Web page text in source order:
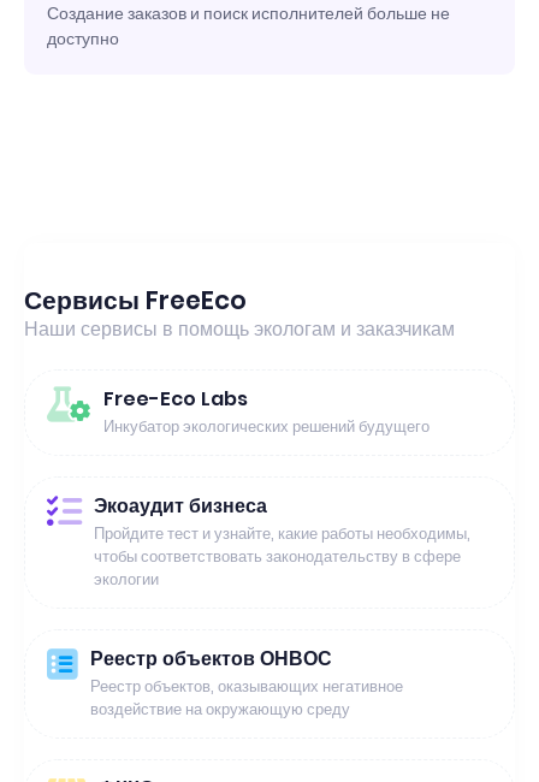
Создание заказов и поиск исполнителей больше не
доступно
Сервисы FreeEco
Наши сервисы в помощь экологам и заказчикам
Free-Eco Labs
Инкубатор экологических решений будущего
Экоаудит бизнеса
Пройдите тест и узнайте, какие работы необходимы,
чтобы соответствовать законодательству в сфере
экологии
Реестр объектов ОНВОС
Реестр объектов, оказывающих негативное
воздействие на окружающую среду